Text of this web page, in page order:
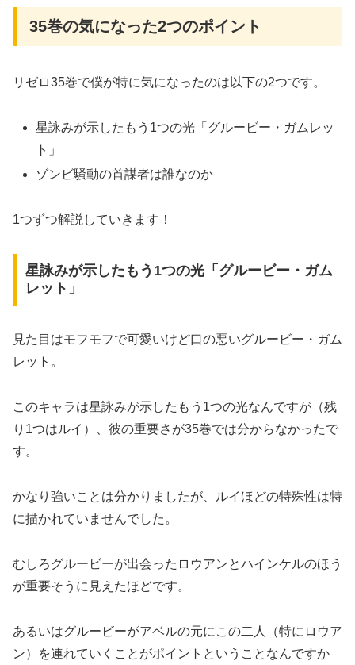
35巻の気になった2つのポイント
リゼロ35巻で僕が特に気になったのは以下の2つです。
星詠みが示したもう1つの光「グルービー・ガムレッ
ト」
ゾンビ騒動の首謀者は誰なのか
1つずつ解説していきます！
星詠みが示したもう1つの光「グルービー・ガム
レット」
見た目はモフモフで可愛いけど口の悪いグルービー・ガム
レット。
このキャラは星詠みが示したもう1つの光なんですが（残
り1つはルイ）、彼の重要さが35巻では分からなかったで
す。
かなり強いことは分かりましたが、ルイほどの特殊性は特
に描かれていませんでした。
むしろグルービーが出会ったロウアンとハインケルのほう
が重要そうに見えたほどです。
あるいはグルービーがアベルの元にこの二人（特にロウア
ン）を連れていくことがポイントということなんですか